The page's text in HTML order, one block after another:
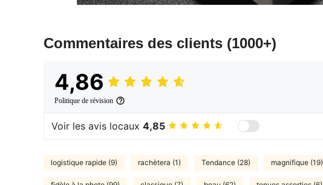
Commentaires des clients (1000+)
4,86
Politique de révision
Voir les avis locaux 4,85
logistique rapide (9) rachètera (1) Tendance (28) magnifique (19)